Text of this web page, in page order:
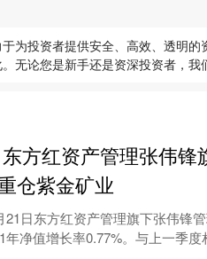
为投资者提供安全、高效、透明
无论您是新手还是资深投资者，
方红资产管理张伟
仓紫金矿业
21日东方红资产管理旗下张伟锋
年净值增长率0.77%。与上一季